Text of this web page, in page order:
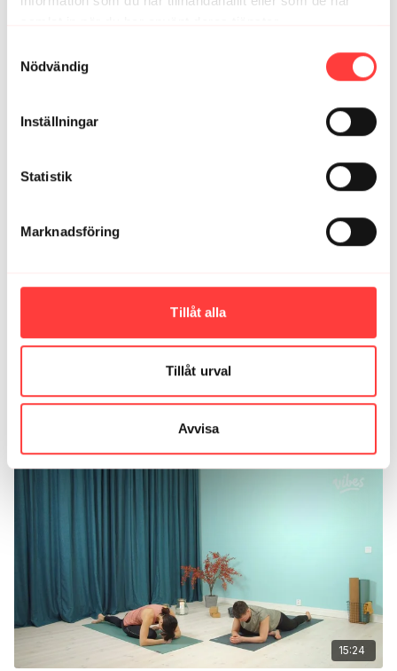
Nödvändig
Inställningar
Statistik
Marknadsföring
Tillåt alla
Tillåt urval
Avvisa
Ingela R.
0
Relaterade videor
28:04
YOGA - LÄTT. Tillgänglig yoga på stol
15:24